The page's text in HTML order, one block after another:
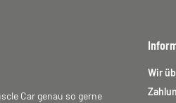
Car genau so gerne
Wir